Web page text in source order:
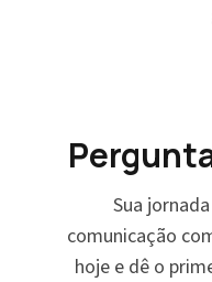
Sua
comunicação
hoje e dê o